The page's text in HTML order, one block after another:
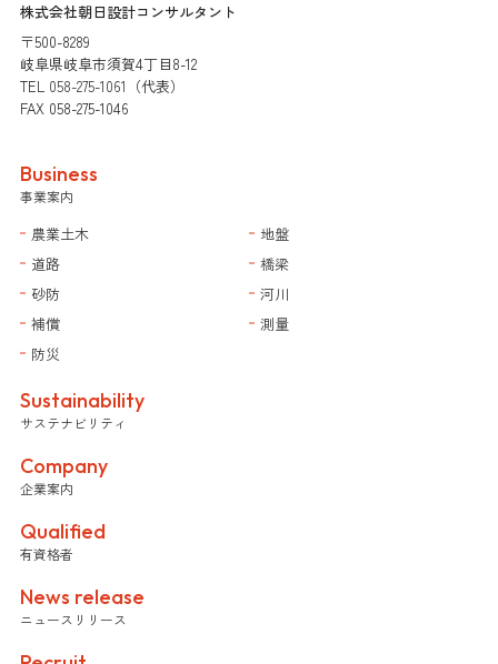
株式会社朝日設計コンサルタント
〒500-8289
岐阜県岐阜市須賀4丁目8-12
TEL 058-275-1061 （代表）
FAX 058-275-1046
Business
事業案内
農業土木
地盤
道路
橋梁
砂防
河川
補償
測量
防災
Sustainability
サステナビリティ
Company
企業案内
Qualified
有資格者
News release
ニュースリリース